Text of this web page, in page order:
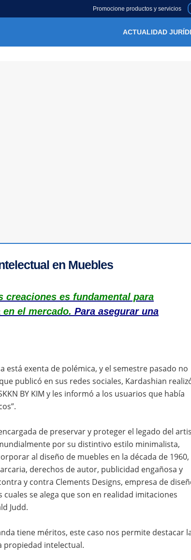
Promocione productos y servicios
ACTUALIDAD
en Muebles
creaciones es fundamental para
el mercado. Para asegurar una
está exenta de polémica, y el semestre pasado no
publicó en sus redes sociales, Kardashian
BY KIM y les informó a los usuarios que había
de preservar y proteger el legado del
por su distintivo estilo minimalista,
al diseño de muebles en la década de 1960,
derechos de autor, publicidad engañosa y
y contra Clements Designs, empresa de
se alega que son en realidad imitaciones
Judd.
tiene méritos, este caso nos permite destacar
propiedad intelectual.